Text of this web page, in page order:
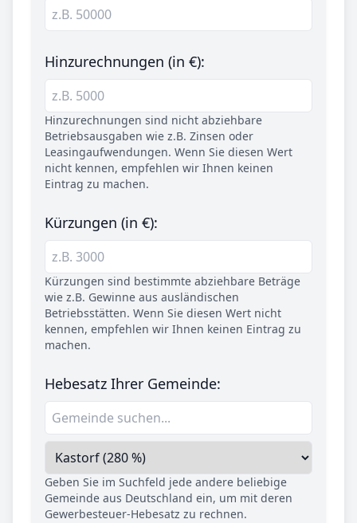
Hinzurechnungen (in €):
Hinzurechnungen sind nicht abziehbare
Betriebsausgaben wie z.B. Zinsen oder
Leasingaufwendungen. Wenn Sie diesen Wert
nicht kennen, empfehlen wir Ihnen keinen
Eintrag zu machen.
Kürzungen (in €):
Kürzungen sind bestimmte abziehbare Beträge
wie z.B. Gewinne aus ausländischen
Betriebsstätten. Wenn Sie diesen Wert nicht
kennen, empfehlen wir Ihnen keinen Eintrag zu
machen.
Hebesatz Ihrer Gemeinde:
Geben Sie im Suchfeld jede andere beliebige
Gemeinde aus Deutschland ein, um mit deren
Gewerbesteuer-Hebesatz zu rechnen.